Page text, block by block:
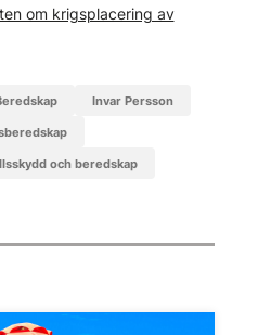
om krigsplacering av
beredskap Invar Persson
och beredskap